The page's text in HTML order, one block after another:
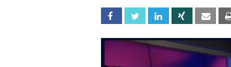
Facebook Twitter Linkedin Xing Email